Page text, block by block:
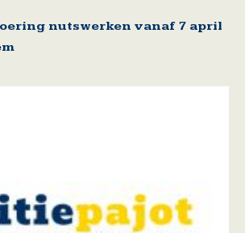
nutswerken vanaf 7 april